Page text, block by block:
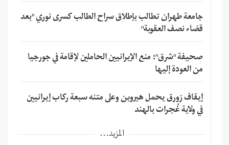
جامعة طهران تطالب بإطلاق سراح الطالب كسرى نوري "بعد
قضاء نصف العقوبة"
صحيفة "شرق": منع الإيرانيين الحاملين لإقامة في جورجيا
من العودة إليها
إيقاف زورق يحمل هيروين وعلى متنه سبعة ركاب إيرانيين
في ولاية غُجرات بالهند
المزيد...